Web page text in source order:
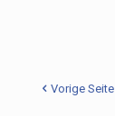
Vorige Seite